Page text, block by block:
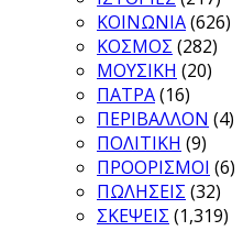
ΚΟΙΝΩΝΙΑ(626)
ΚΟΣΜΟΣ (282)
ΜΟΥΣΙΚΗ (20)
ΠΑΤΡΑ(16)
ΠΕΡΙΒΑΛΛΟΝ (4)
ΠΟΛΙΤΙΚΗ (9)
ΠΡΟΟΡΙΣΜΟΙ (6)
ΠΩΛΗΣΕΙΣ (32)
ΣΚΕΨΕΙΣ (1,319)